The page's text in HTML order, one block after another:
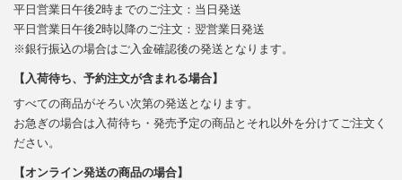
平日営業日午後2時までのご注文：当日発送
平日営業日午後2時以降のご注文：翌営業日発送
※銀行振込の場合はご入金確認後の発送となります。
【入荷待ち、予約注文が含まれる場合】
すべての商品がそろい次第の発送となります。
お急ぎの場合は入荷待ち・発売予定の商品とそれ以外を分けてご注文く
ださい。
【オンライン発送の商品の場合】